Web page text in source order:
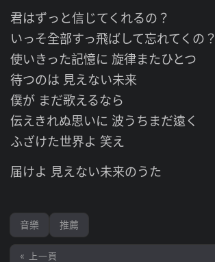
君はずっと信じてくれるの？
いっそ全部すっ飛ばして忘れてくの？
使いきった記憶に 旋律またひとつ
待つのは 見えない未来
僕が まだ歌えるなら
伝えきれぬ思いに 波うちまだ遠く
ふざけた世界よ 笑え
届けよ 見えない未来のうた
音樂 推薦
« 上一頁